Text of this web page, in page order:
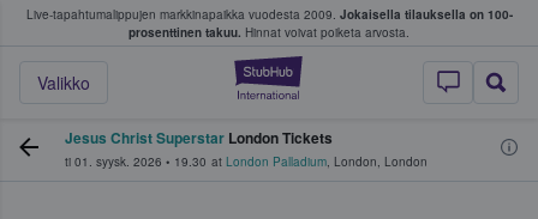
Live-tapahtumalippujen markkinapaikka vuodesta 2009. Jokaisella tilauksella on 100-
prosenttinen takuu. Hinnat voivat poiketa arvosta.
StubHub -
Valikko
fanit ostavat ja myyvät lippuja
Jesus Christ Superstar London Tickets
ti 01. syysk. 2026 • 19.30 at London Palladium, London, London